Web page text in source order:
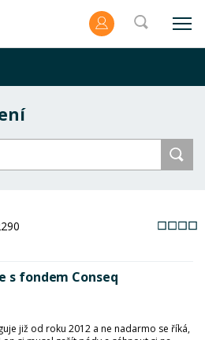
s fondem Conseq
již od roku 2012 a ne nadarmo se říká,